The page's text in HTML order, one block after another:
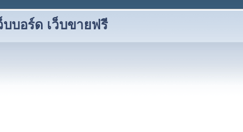
บอร์ด เว็บขายฟรี